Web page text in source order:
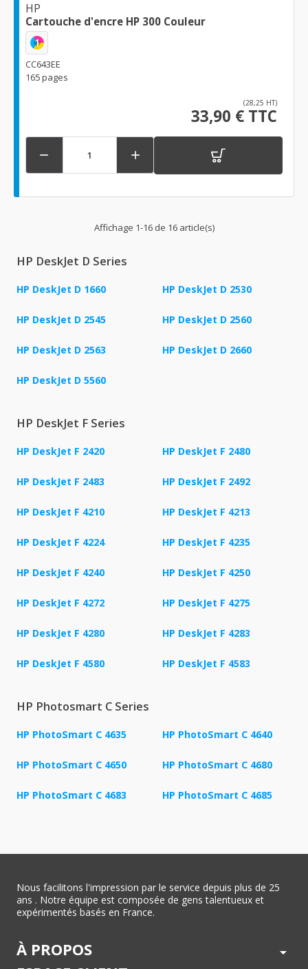
HP
Cartouche d'encre HP 300 Couleur
1
CC643EE
165 pages
(28,25 HT)
33,90 € TTC
 
Affichage 1-16 de 16 article(s)
HP DeskJet D Series
HP DeskJet D 1660 HP DeskJet D 2530
HP DeskJet D 2545 HP DeskJet D 2560
HP DeskJet D 2563 HP DeskJet D 2660
HP DeskJet D 5560
HP DeskJet F Series
HP DeskJet F 2420 HP DeskJet F 2480
HP DeskJet F 2483 HP DeskJet F 2492
HP DeskJet F 4210 HP DeskJet F 4213
HP DeskJet F 4224 HP DeskJet F 4235
HP DeskJet F 4240 HP DeskJet F 4250
HP DeskJet F 4272 HP DeskJet F 4275
HP DeskJet F 4280 HP DeskJet F 4283
HP DeskJet F 4580 HP DeskJet F 4583
HP Photosmart C Series
HP PhotoSmart C 4635 HP PhotoSmart C 4640
HP PhotoSmart C 4650 HP PhotoSmart C 4680
HP PhotoSmart C 4683 HP PhotoSmart C 4685
Nous facilitons l'impression par le service depuis plus de 25
ans . Notre équipe est composée de gens talentueux et
expérimentés basés en France.
À PROPOS arrow_drop_down